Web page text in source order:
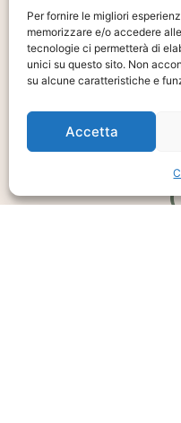
Per fornire le migliori
memorizzare e/o accedere
tecnologie ci permetterà di
unici su questo sito. Non
su alcune caratteristiche e
Accetta